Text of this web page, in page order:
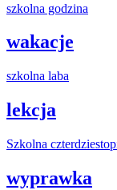
szkolna godzina
wakacje
szkolna laba
lekcja
Szkolna
wyprawka